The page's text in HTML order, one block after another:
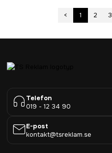
< 1 2 3
Telefon
019 - 12 34 90
E-post
kontakt@tsreklam.se